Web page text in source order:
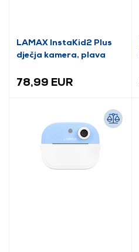
LAMAX InstaKid2 Plus
dječja kamera, plava
78,99 EUR